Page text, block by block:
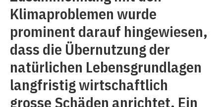
Klimaproblemen wurde
prominent darauf hingewiesen,
dass die Übernutzung der
natürlichen Lebensgrundlagen
langfristig wirtschaftlich
grosse Schäden anrichtet. Ein